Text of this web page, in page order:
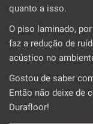
quanto a isso.
O piso laminado,
faz a redução de
acústico no
Gostou de saber
Então não deixe de
Durafloor!